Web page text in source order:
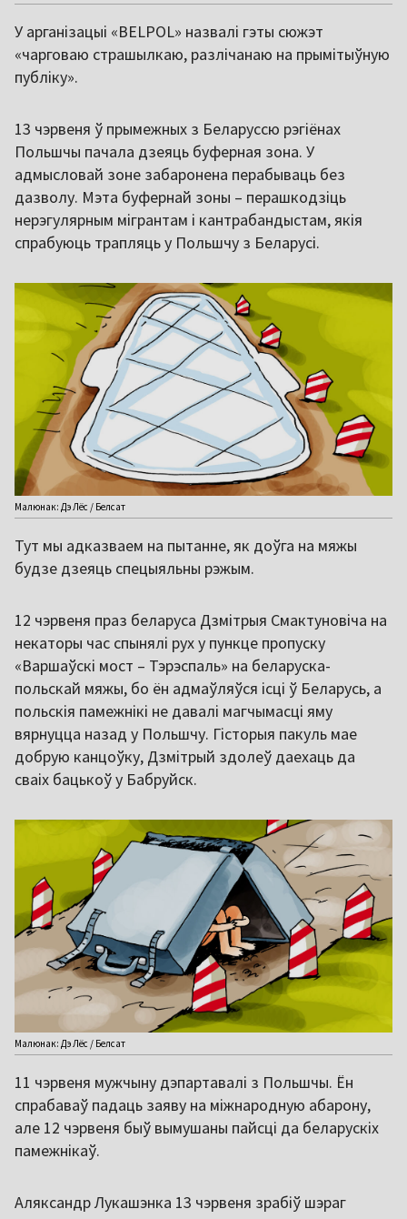
У арганізацыі «BELPOL» назвалі гэты сюжэт
«чарговаю страшылкаю, разлічанаю на прымітыўную
публіку».
13 чэрвеня ў прымежных з Беларуссю рэгіёнах
Польшчы пачала дзеяць буферная зона. У
адмысловай зоне забаронена перабываць без
дазволу. Мэта буфернай зоны – перашкодзіць
нерэгулярным мігрантам і кантрабандыстам, якія
спрабуюць трапляць у Польшчу з Беларусі.
Малюнак: Дэ Лёс / Белсат
Тут мы адказваем на пытанне, як доўга на мяжы
будзе дзеяць спецыяльны рэжым.
12 чэрвеня праз беларуса Дзмітрыя Смактуновіча на
некаторы час спынялі рух у пункце пропуску
«Варшаўскі мост – Тэрэспаль» на беларуска-
польскай мяжы, бо ён адмаўляўся ісці ў Беларусь, а
польскія памежнікі не давалі магчымасці яму
вярнуцца назад у Польшчу. Гісторыя пакуль мае
добрую канцоўку, Дзмітрый здолеў даехаць да
сваіх бацькоў у Бабруйск.
Малюнак: Дэ Лёс / Белсат
11 чэрвеня мужчыну дэпартавалі з Польшчы. Ён
спрабаваў падаць заяву на міжнародную абарону,
але 12 чэрвеня быў вымушаны пайсці да беларускіх
памежнікаў.
Аляксандр Лукашэнка 13 чэрвеня зрабіў шэраг